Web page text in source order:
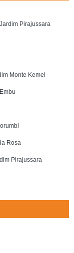
Pirajussara
Monte Kemel
Rosa
Pirajussara